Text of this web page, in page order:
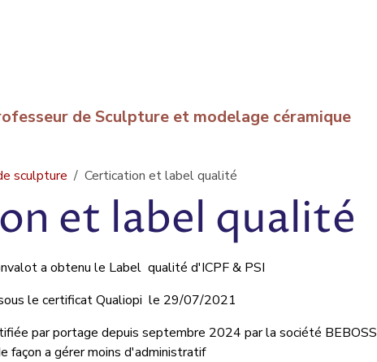
de Sculpture et modelage céramique
sculpture Certication et label qualité
et label qualité
a obtenu le Label qualité d'ICPF & PSI
le certificat Qualiopi le 29/07/2021
par portage depuis septembre 2024 par la société BEBOSS
façon a gérer moins d'administratif